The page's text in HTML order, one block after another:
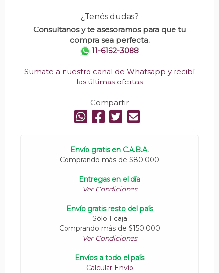
¿Tenés dudas?
Consultanos y te asesoramos para que tu
compra sea perfecta.
11-6162-3088
Sumate a nuestro canal de Whatsapp y recibí
las últimas ofertas
Compartir
Envío gratis en C.A.B.A.
Comprando más de $80.000
Entregas en el día
Ver Condiciones
Envío gratis resto del país
Sólo 1 caja
Comprando más de $150.000
Ver Condiciones
Envíos a todo el país
Calcular Envío